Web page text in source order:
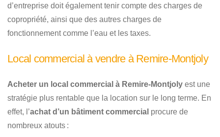
d’entreprise doit également tenir compte des charges de
copropriété, ainsi que des autres charges de
fonctionnement comme l’eau et les taxes.
Local commercial à vendre à Remire-Montjoly
Acheter un local commercial à Remire-Montjoly est une
stratégie plus rentable que la location sur le long terme. En
effet, l’achat d’un bâtiment commercial procure de
nombreux atouts :